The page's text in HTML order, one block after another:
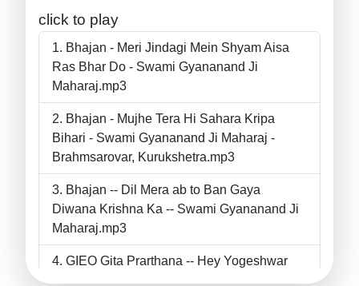
click to play
Bhajan - Meri Jindagi Mein Shyam Aisa
Ras Bhar Do - Swami Gyananand Ji
Maharaj.mp3
Bhajan - Mujhe Tera Hi Sahara Kripa
Bihari - Swami Gyananand Ji Maharaj -
Brahmsarovar, Kurukshetra.mp3
Bhajan -- Dil Mera ab to Ban Gaya
Diwana Krishna Ka -- Swami Gyananand Ji
Maharaj.mp3
GIEO Gita Prarthana -- Hey Yogeshwar